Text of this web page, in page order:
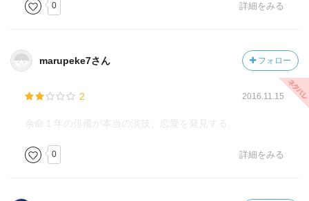
0 詳細をみる
marupeke7さん フォロー
2 2016.11.15
余命１年の俳優が本当の演技、恋愛を発見する。
0 詳細をみる